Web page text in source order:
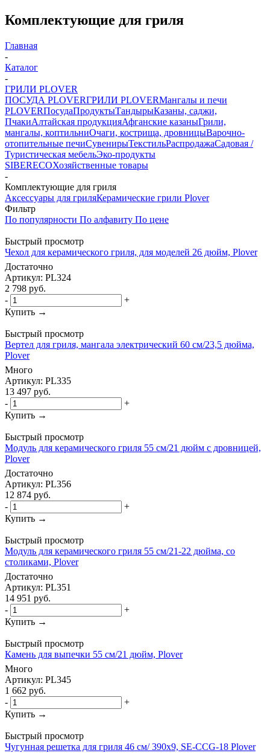
Комплектующие для гриля
Главная
-
Каталог
-
ГРИЛИ PLOVER
ПОСУДА PLOVERГРИЛИ PLOVERМангалы и печи
PLOVERПосудаПродуктыТандырыКазаны, саджи,
ПчакиАлтайская продукцияАфганские казаныГрили,
мангалы, коптильниОчаги, кострища, дровницыВарочно-
отопительные печиСувенирыТекстильРаспродажаСадовая /
Туристическая мебельЭко-продукты
SIBERECOХозяйственные товары
-
Комплектующие для гриля
Аксессуары для гриляКерамические грили Plover
Фильтр
По популярности По алфавиту По цене
Быстрый просмотр
Чехол для керамического гриля, для моделей 26 дюйм, Plover
Достаточно
Артикул: PL324
2 798 руб.
-
+
Купить →
Быстрый просмотр
Вертел для гриля, мангала электрический 60 см/23,5 дюйма,
Plover
Много
Артикул: PL335
13 497 руб.
-
+
Купить →
Быстрый просмотр
Модуль для керамического гриля 55 см/21 дюйм с дровницей,
Plover
Достаточно
Артикул: PL356
12 874 руб.
-
+
Купить →
Быстрый просмотр
Модуль для керамического гриля 55 см/21-22 дюйма, со
столиками, Plover
Достаточно
Артикул: PL351
14 951 руб.
-
+
Купить →
Быстрый просмотр
Камень для выпечки 55 см/21 дюйм, Plover
Много
Артикул: PL345
1 662 руб.
-
+
Купить →
Быстрый просмотр
Чугунная решетка для гриля 46 см/ 390х9, SE-CCG-18 Plover